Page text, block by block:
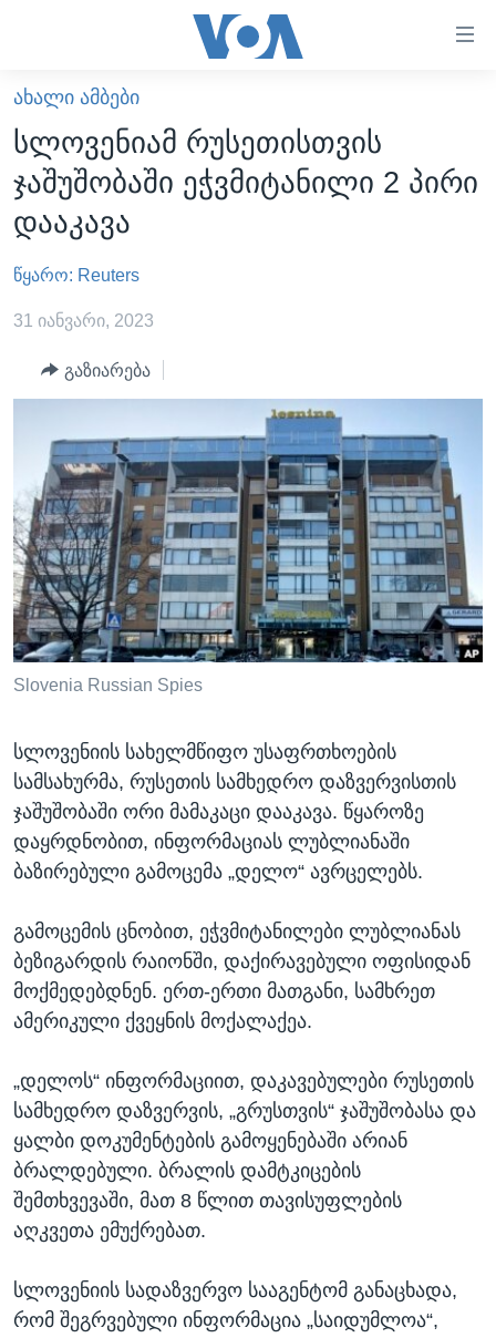
ხელმისაწვდომობისთვის
გადადით
მთავარზე
გადადით
მთავარ
ნავიგაციაზე
გადადით
ძიებაზე
ᲐᲮᲐᲚᲘ ᲐᲛᲑᲔᲑᲘ
ᲡᲐᲥᲐᲠᲗᲕᲔᲚᲝ
ᲐᲨᲨ
ᲐᲨᲨ-ᲘᲡ ᲐᲠᲩᲔᲕᲜᲔᲑᲘ 2024
ᲛᲡᲝᲤᲚᲘᲝ
ᲕᲘᲓᲔᲝᲔᲑᲘ
ᲒᲐᲓᲐᲪᲔᲛᲔᲑᲘ
ᲕᲐᲨᲘᲜᲒᲢᲝᲜᲘ ᲓᲦᲔᲡ
ᲮᲔᲓᲕᲐ ᲕᲐᲨᲘᲜᲒᲢᲝᲜᲘᲓᲐᲜ
ᲡᲢᲣᲓᲘᲐ ᲕᲐᲨᲘᲜᲒᲢᲝᲜᲘ
ᲡᲮᲕᲐ ᲡᲘᲐᲮᲚᲔᲔᲑᲘ
ᲞᲝᲚᲘᲢᲘᲙᲐ
ᲔᲙᲝᲜᲝᲛᲘᲙᲐ
ᲯᲐᲜᲛᲠᲗᲔᲚᲝᲑᲐ
ᲛᲔᲪᲜᲘᲔᲠᲔᲑᲐ
ᲘᲜᲢᲔᲠᲕᲘᲣ
ᲙᲣᲚᲢᲣᲠᲐ
ᲓᲔᲖᲘᲜᲤᲝᲠᲛᲐᲪᲘᲐ
ᲠᲣᲡᲔᲗᲘᲡ ᲨᲔᲭᲠᲐ ᲣᲙᲠᲐᲘᲜᲐᲨᲘ
Learning English
ᲗᲕᲐᲚᲘ ᲒᲕᲐᲓᲔᲕᲜᲔᲗ
ᲐᲮᲐᲚᲘ ᲐᲛᲑᲔᲑᲘ
სლოვენიამ რუსეთისთვის
ჯაშუშობაში ეჭვმიტანილი 2 პირი
დააკავა
წყარო: Reuters
31 იანვარი, 2023
გაზიარება
Slovenia Russian Spies
სლოვენიის სახელმწიფო უსაფრთხოების
სამსახურმა, რუსეთის სამხედრო დაზვერვისთის
ჯაშუშობაში ორი მამაკაცი დააკავა. წყაროზე
დაყრდნობით, ინფორმაციას ლუბლიანაში
ბაზირებული გამოცემა „დელო“ ავრცელებს.
გამოცემის ცნობით, ეჭვმიტანილები ლუბლიანას
ბეზიგარდის რაიონში, დაქირავებული ოფისიდან
მოქმედებდნენ. ერთ-ერთი მათგანი, სამხრეთ
ამერიკული ქვეყნის მოქალაქეა.
„დელოს“ ინფორმაციით, დაკავებულები რუსეთის
სამხედრო დაზვერვის, „გრუსთვის“ ჯაშუშობასა და
ყალბი დოკუმენტების გამოყენებაში არიან
ბრალდებული. ბრალის დამტკიცების
შემთხვევაში, მათ 8 წლით თავისუფლების
აღკვეთა ემუქრებათ.
სლოვენიის სადაზვერვო სააგენტომ განაცხადა,
რომ შეგრვებული ინფორმაცია „საიდუმლოა“,